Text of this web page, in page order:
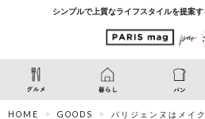
シンプルで上質なライフスタイルを提案
HOME GOODS
パリジェンヌはメイ